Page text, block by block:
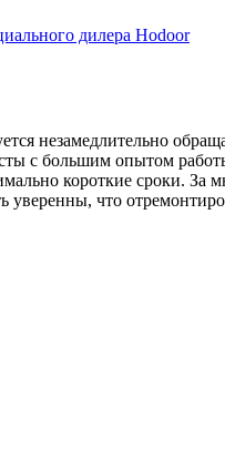
дилера Hodoor
незамедлительно
с большим опытом
короткие сроки. За
что